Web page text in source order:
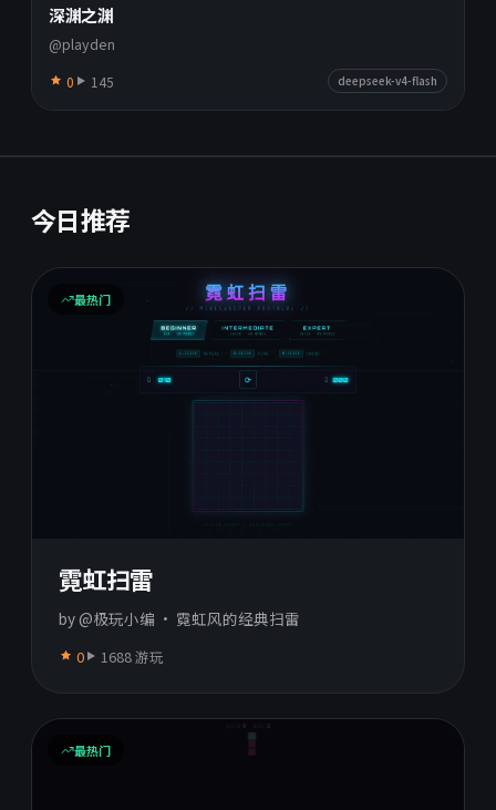
深渊之渊
@playden
0 145 deepseek-v4-flash
今日推荐
最热门
霓虹扫雷
by @极玩小编 · 霓虹风的经典扫雷
0 1688 游玩
最热门